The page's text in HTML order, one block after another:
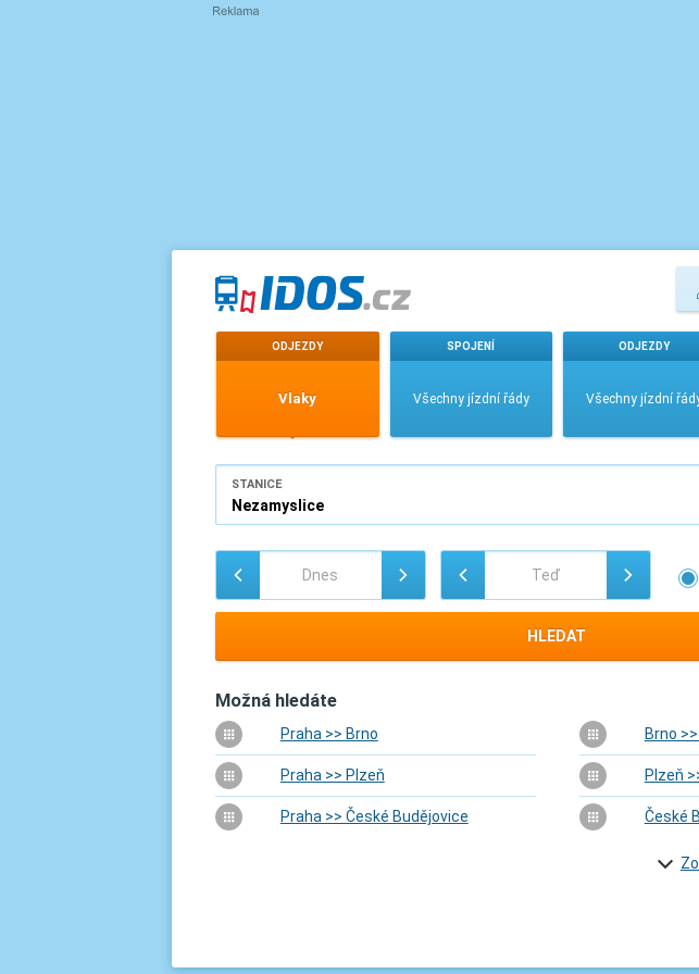
ODJEZDY
Vlaky
SPOJENÍ
Všechny jízdní řády
ODJEZDY
Všechny jízdní
STANICE
HLEDAT
Možná hledáte
Praha >> Brno Brno
Praha >> Plzeň Plzeň
Praha >> České Budějovice České